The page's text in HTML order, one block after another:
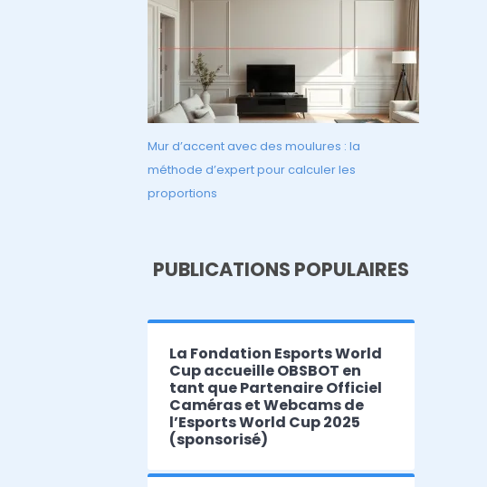
Mur d’accent avec des moulures : la
méthode d’expert pour calculer les
proportions
PUBLICATIONS POPULAIRES
La Fondation Esports World
Cup accueille OBSBOT en
tant que Partenaire Officiel
Caméras et Webcams de
l’Esports World Cup 2025
(sponsorisé)